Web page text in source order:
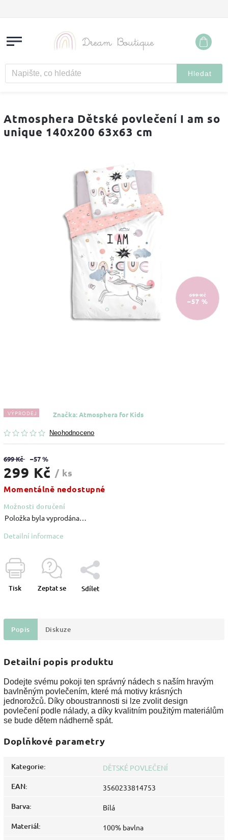
Hledat
Atmosphera Dětské povlečení I am so
unique 140x200 63x63 cm
699 Kč
–57 %
VÝPRODEJ
Neohodnoceno
Značka:Atmosphera for Kids
699 Kč –57 %
299 Kč / ks
Momentálně nedostupné
Možnosti doručení
Položka byla vyprodána…
Detailní informace
Tisk Zeptat se Sdílet
Popis Diskuze
Detailní popis produktu
Dodejte svému pokoji ten správný nádech s naším hravým
bavlněným povlečením, které má motivy krásných
jednorožců. Díky oboustrannosti si lze zvolit design
povlečení podle nálady, a díky kvalitním použitým materiálům
se bude dětem nádherně spát.
Doplňkové parametry
Kategorie: DĚTSKÉ POVLEČENÍ
EAN: 3560233814753
Barva: Bílá
Materiál: 100% bavlna